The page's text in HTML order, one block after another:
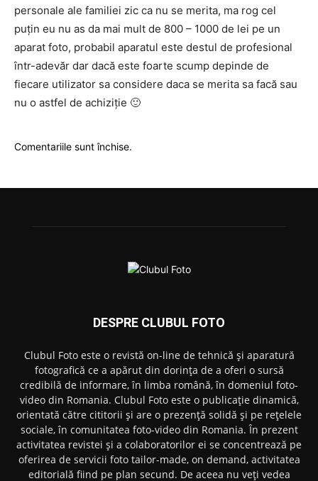
personale ale familiei zic ca nu se merita, ma rog cel
puțin eu nu as da mai mult de 800 – 1000 de lei pe un
aparat foto, probabil aparatul este destul de profesional
într-adevăr dar dacă este foarte scump depinde de
fiecare utilizator sa considere daca se merita sa facă sau
nu o astfel de achiziție 🙂
Comentariile sunt închise.
DESPRE CLUBUL FOTO
Clubul Foto este o revistă on-line de tehnică și aparatură
fotografică ce a apărut din dorința de a oferi o sursă
credibilă de informare, în limba română, în domeniul foto-
video din Romania. Clubul Foto este o publicație dinamică,
orientată către cititorii și are o prezență solidă și pe rețelele
sociale, în comunitatea foto-video din Romania. În prezent
activitatea revistei și a colaboratorilor ei se concentrează pe
oferirea de servicii foto tailor-made, on demand, activitatea
editorială fiind pe plan secund. De aceea nu veți vedea